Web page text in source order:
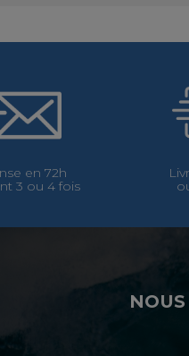
en 72h
3 ou 4 fois